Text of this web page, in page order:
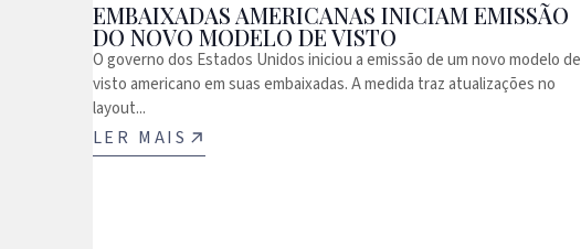
EMBAIXADAS AMERICANAS INICIAM EMISSÃO
DO NOVO MODELO DE VISTO
O governo dos Estados Unidos iniciou a emissão de um novo modelo de
visto americano em suas embaixadas. A medida traz atualizações no
layout...
LER MAIS